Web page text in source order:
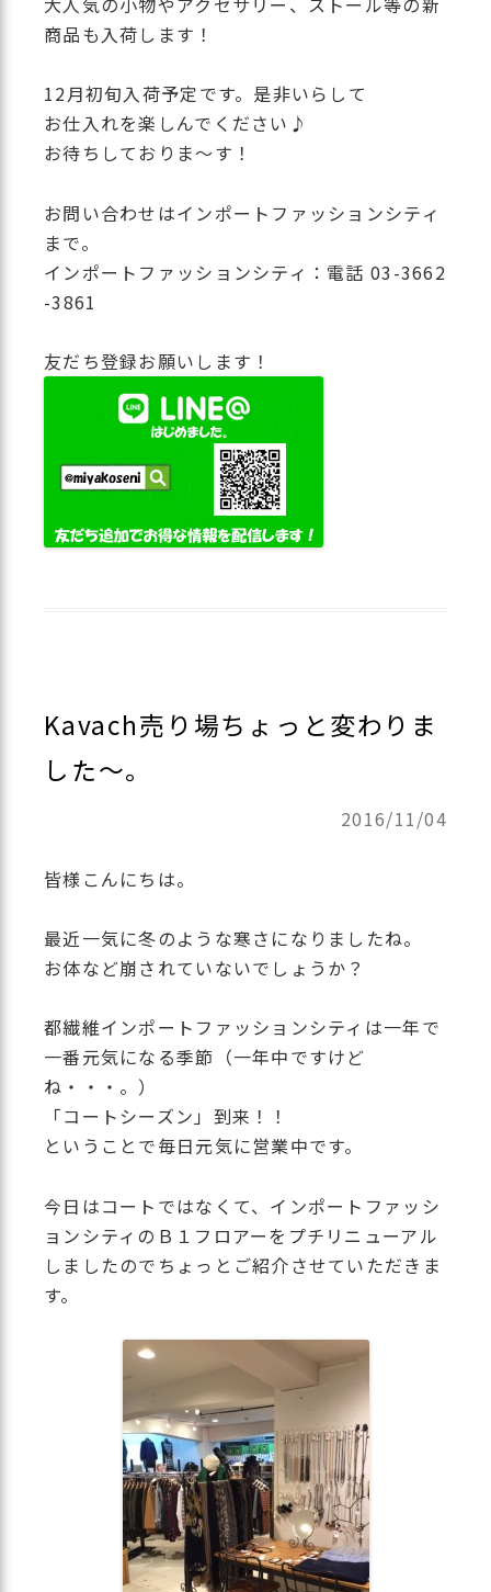
商品も入荷します！
12月初旬入荷予定です。是非いらして
お仕入れを楽しんでください♪
お待ちしておりま～す！
お問い合わせはインポートファッションシティ
まで。
インポートファッションシティ：電話 03-3662
-3861
友だち登録お願いします！
Kavach売り場ちょっと変わりま
した～。
2016/11/04
皆様こんにちは。
最近一気に冬のような寒さになりましたね。
お体など崩されていないでしょうか？
都繊維インポートファッションシティは一年で
一番元気になる季節（一年中ですけど
ね・・・。）
「コートシーズン」到来！！
ということで毎日元気に営業中です。
今日はコートではなくて、インポートファッシ
ョンシティのＢ１フロアーをプチリニューアル
しましたのでちょっとご紹介させていただきま
す。